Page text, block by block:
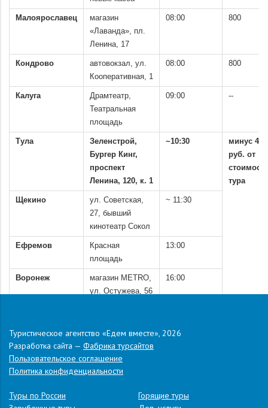
Малоярославец
магазин
«Лаванда», пл.
Ленина, 17
08:00 800
Кондрово
автовокзал, ул.
Кооперативная, 1
08:00 800
Калуга
Драмтеатр,
Театральная
площадь
09:00 --
Тула
Зеленстрой,
Бургер Кинг,
проспект
Ленина, 120, к. 1
~10:30
минус 400
руб. от
тура
Щекино
ул. Советская,
27, бывший
кинотеатр Сокол
~ 11:30
Ефремов
Красная
площадь
13:00
Воронеж
магазин METRO,
ул. Остужева, 56
16:00
.
.
Адрес:Краснодарский край, Туапсинский район, Ольгинка,
микрорайон Звездный, 5 А.
Туристическое агентство «Едем вместе», 2026
Разработка сайта — Фабрика турсайтов
Пользовательское соглашение
Политика конфиденциальности
Туры по России
Горящие туры